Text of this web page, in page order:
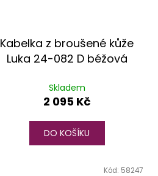
Kabelka z broušené kůže
Luka 24-082 D béžová
Skladem
2 095 Kč
DO KOŠÍKU
Kód: 58247